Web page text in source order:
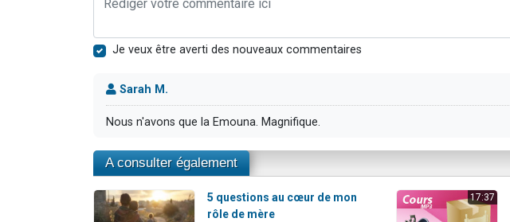
Je veux être averti des nouveaux commentaires
Sarah M.
Nous n'avons que la Emouna. Magnifique.
A consulter également
5 questions au cœur de mon
rôle de mère
17:37